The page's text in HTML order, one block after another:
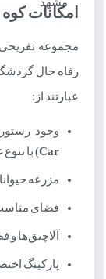
امکانات
مجموعه تفریحی
رفاه حال
عبارتند از:
وجود
Car) با تنوع
مزرعه
فضای مناسب
آلاچیق‌ها و
پارکینگ